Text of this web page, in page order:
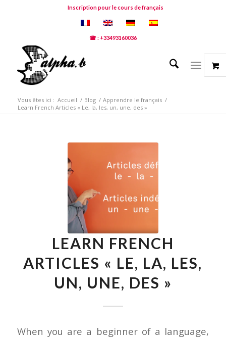
Inscription pour le cours de français
☎ : +33493160036
Vous êtes ici : Accueil / Blog / Apprendre le français /
Learn French Articles « Le, la, les, un, une, des »
LEARN FRENCH
ARTICLES « LE, LA, LES,
UN, UNE, DES »
When you are a beginner of a language,